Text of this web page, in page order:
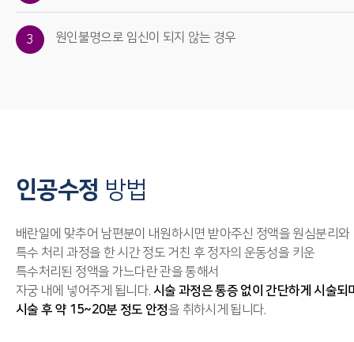
3 원인불명으로 임신이 되지 않는 경우
인공수정 방법
배란일에 맞추어 남편분이 내원하시면 받아주신 정액을 원심분리와
특수 처리 과정을 한 시간 정도 거친 후 정자의 운동성을 키운
특수처리된 정액을 가느다란 관을 통해서
자궁 내에 넣어주게 됩니다. 시술 과정은 통증 없이 간단하게 시술되
시술 후 약 15~20분 정도 안정을 취하시게 됩니다.